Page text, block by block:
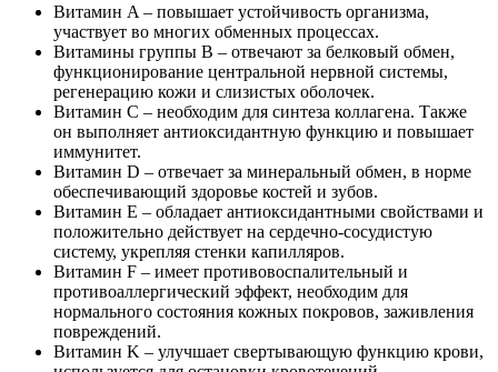
Витамин A – повышает устойчивость организма,
участвует во многих обменных процессах.
Витамины группы B – отвечают за белковый обмен,
функционирование центральной нервной системы,
регенерацию кожи и слизистых оболочек.
Витамин C – необходим для синтеза коллагена. Также
он выполняет антиоксидантную функцию и повышает
иммунитет.
Витамин D – отвечает за минеральный обмен, в норме
обеспечивающий здоровье костей и зубов.
Витамин E – обладает антиоксидантными свойствами и
положительно действует на сердечно-сосудистую
систему, укрепляя стенки капилляров.
Витамин F – имеет противовоспалительный и
противоаллергический эффект, необходим для
нормального состояния кожных покровов, заживления
повреждений.
Витамин K – улучшает свертывающую функцию крови,